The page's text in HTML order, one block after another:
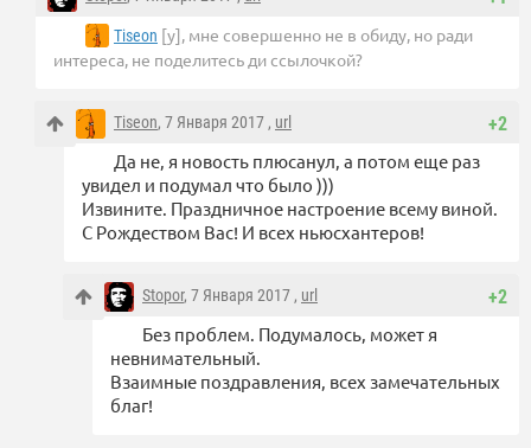
Tiseon [у], мне совершенно не в обиду, но ради
интереса, не поделитесь ди ссылочкой?
+2
Tiseon, 7 Января 2017 , url
Да не, я новость плюсанул, а потом еще раз
увидел и подумал что было )))
Извините. Праздничное настроение всему виной.
С Рождеством Вас! И всех ньюсхантеров!
+2
Stopor, 7 Января 2017 , url
Без проблем. Подумалось, может я
невнимательный.
Взаимные поздравления, всех замечательных
благ!